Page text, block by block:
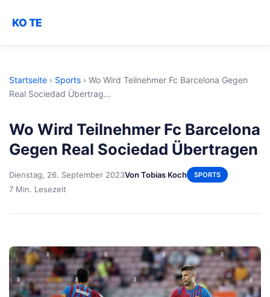
KO TE
Startseite › Sports › Wo Wird Teilnehmer Fc Barcelona Gegen
Real Sociedad Übertrag...
Wo Wird Teilnehmer Fc Barcelona
Gegen Real Sociedad Übertragen
Dienstag, 26. September 2023Von Tobias Koch SPORTS
7 Min. Lesezeit